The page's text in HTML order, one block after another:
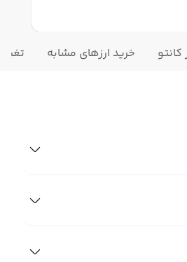
کانتو خرید ارزهای مشابه